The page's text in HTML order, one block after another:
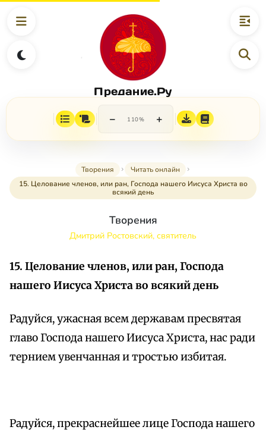
Предание.Ру
− 110% +
Творения
Читать онлайн
15. Целование членов, или ран, Господа нашего Иисуса Христа во
всякий день
Творения
Дмитрий Ростовский, святитель
15. Целование членов, или ран, Господа
нашего Иисуса Христа во всякий день
Радуйся, ужасная всем державам пресвятая
главо Господа нашего Иисуса Христа, нас ради
тернием увенчанная и тростью избитая.
Радуйся, прекраснейшее лице Господа нашего